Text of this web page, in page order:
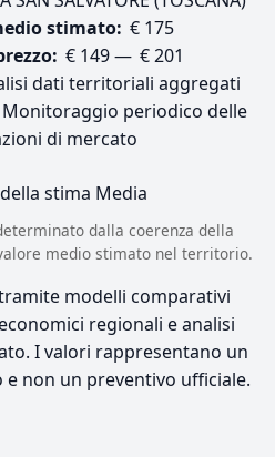
stimato: € 175
€ 149 — € 201
dati territoriali aggregati
Monitoraggio periodico delle
di mercato
stima Media
dalla coerenza della
medio stimato nel territorio.
modelli comparativi
regionali e analisi
I valori rappresentano un
non un preventivo ufficiale.